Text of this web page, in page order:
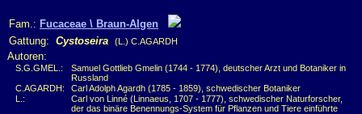
Fam.: Fucaceae \ Braun-Algen
Gattung: Cystoseira (L.) C.AGARDH
Autoren:
S.G.GMEL.:
Samuel Gottlieb Gmelin (1744 - 1774), deutscher Arzt und Botaniker in
Russland
C.AGARDH:
Carl Adolph Agardh (1785 - 1859), schwedischer Botaniker
L.:
Carl von Linné (Linnaeus, 1707 - 1777), schwedischer Naturforscher,
der das binäre Benennungs-System für Pflanzen und Tiere einführte